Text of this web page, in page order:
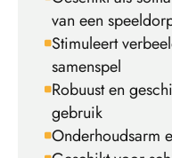
van een
Stimuleert
samenspel
Robuust en
gebruik
Onderhoudsarm